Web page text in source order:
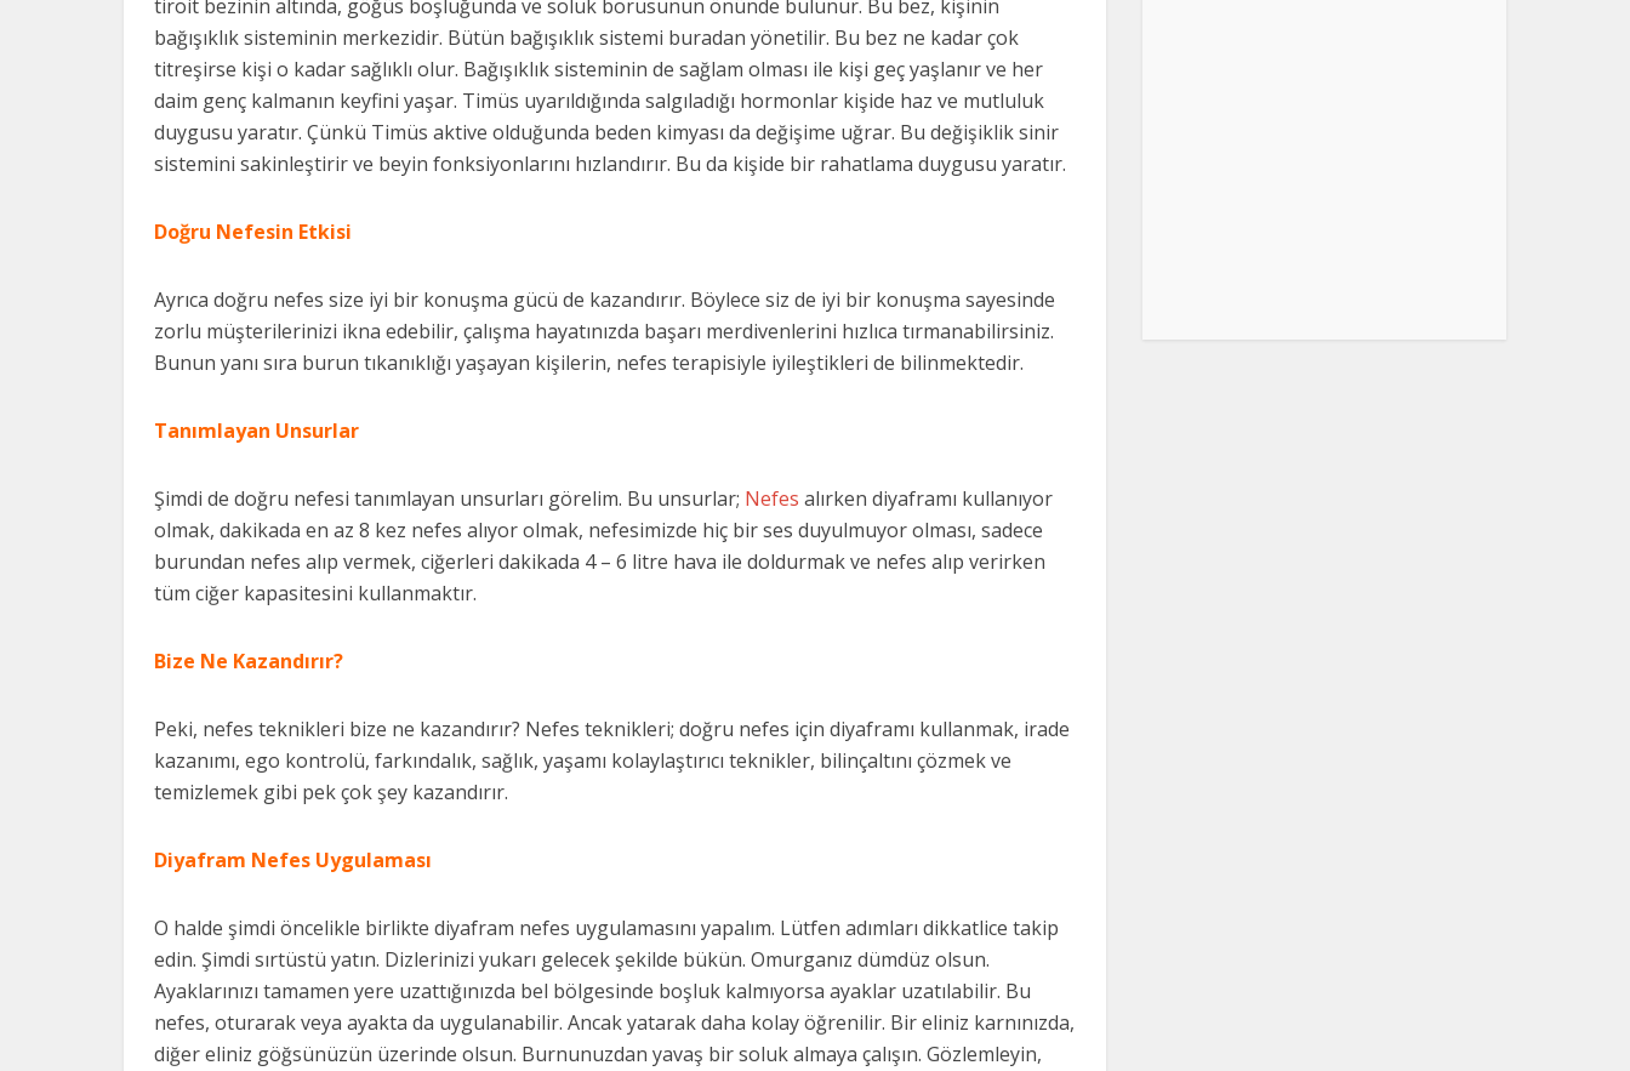
tiroit bezinin altında, göğüs boşluğunda ve soluk borusunun önünde bulunur. Bu bez, kişinin
bağışıklık sisteminin merkezidir. Bütün bağışıklık sistemi buradan yönetilir. Bu bez ne kadar çok
titreşirse kişi o kadar sağlıklı olur. Bağışıklık sisteminin de sağlam olması ile kişi geç yaşlanır ve her
daim genç kalmanın keyfini yaşar. Timüs uyarıldığında salgıladığı hormonlar kişide haz ve mutluluk
duygusu yaratır. Çünkü Timüs aktive olduğunda beden kimyası da değişime uğrar. Bu değişiklik sinir
sistemini sakinleştirir ve beyin fonksiyonlarını hızlandırır. Bu da kişide bir rahatlama duygusu yaratır.
Doğru Nefesin Etkisi
Ayrıca doğru nefes size iyi bir konuşma gücü de kazandırır. Böylece siz de iyi bir konuşma sayesinde
zorlu müşterilerinizi ikna edebilir, çalışma hayatınızda başarı merdivenlerini hızlıca tırmanabilirsiniz.
Bunun yanı sıra burun tıkanıklığı yaşayan kişilerin, nefes terapisiyle iyileştikleri de bilinmektedir.
Tanımlayan Unsurlar
Şimdi de doğru nefesi tanımlayan unsurları görelim. Bu unsurlar; Nefes alırken diyaframı kullanıyor
olmak, dakikada en az 8 kez nefes alıyor olmak, nefesimizde hiç bir ses duyulmuyor olması, sadece
burundan nefes alıp vermek, ciğerleri dakikada 4 – 6 litre hava ile doldurmak ve nefes alıp verirken
tüm ciğer kapasitesini kullanmaktır.
Bize Ne Kazandırır?
Peki, nefes teknikleri bize ne kazandırır? Nefes teknikleri; doğru nefes için diyaframı kullanmak, irade
kazanımı, ego kontrolü, farkındalık, sağlık, yaşamı kolaylaştırıcı teknikler, bilinçaltını çözmek ve
temizlemek gibi pek çok şey kazandırır.
Diyafram Nefes Uygulaması
O halde şimdi öncelikle birlikte diyafram nefes uygulamasını yapalım. Lütfen adımları dikkatlice takip
edin. Şimdi sırtüstü yatın. Dizlerinizi yukarı gelecek şekilde bükün. Omurganız dümdüz olsun.
Ayaklarınızı tamamen yere uzattığınızda bel bölgesinde boşluk kalmıyorsa ayaklar uzatılabilir. Bu
nefes, oturarak veya ayakta da uygulanabilir. Ancak yatarak daha kolay öğrenilir. Bir eliniz karnınızda,
diğer eliniz göğsünüzün üzerinde olsun. Burnunuzdan yavaş bir soluk almaya çalışın. Gözlemleyin,